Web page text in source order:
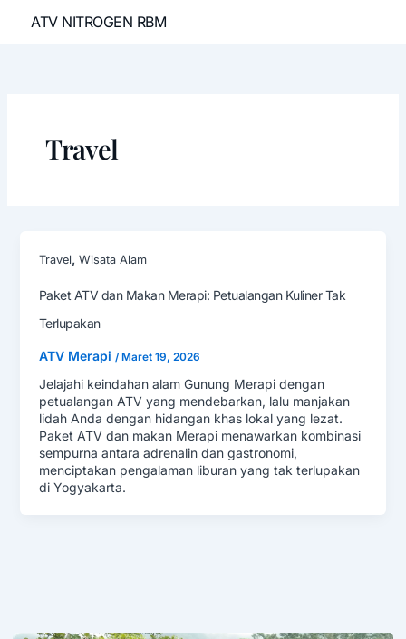
ATV NITROGEN RBM
Travel
Travel , Wisata Alam
Paket ATV dan Makan Merapi: Petualangan Kuliner Tak
Terlupakan
ATV Merapi /Maret 19, 2026
Jelajahi keindahan alam Gunung Merapi dengan
petualangan ATV yang mendebarkan, lalu manjakan
lidah Anda dengan hidangan khas lokal yang lezat.
Paket ATV dan makan Merapi menawarkan kombinasi
sempurna antara adrenalin dan gastronomi,
menciptakan pengalaman liburan yang tak terlupakan
di Yogyakarta.